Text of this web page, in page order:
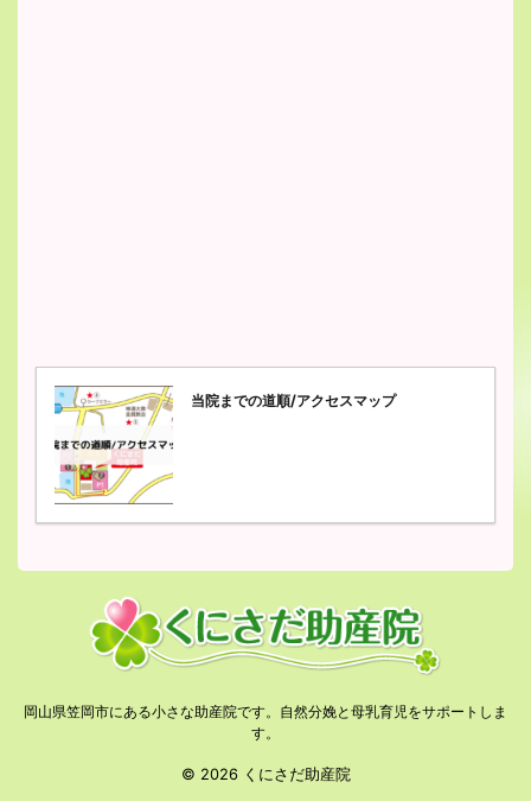
当院までの道順/アクセスマップ
岡山県笠岡市にある小さな助産院です。自然分娩と母乳育児をサポートしま
す。
© 2026 くにさだ助産院